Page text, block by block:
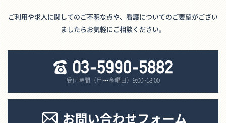
ご利用や求人に関してのご不明な点や、看護についてのご要望がござい
ましたらお気軽にご相談ください。
受付時間（月〜金曜日）9:00~18:00